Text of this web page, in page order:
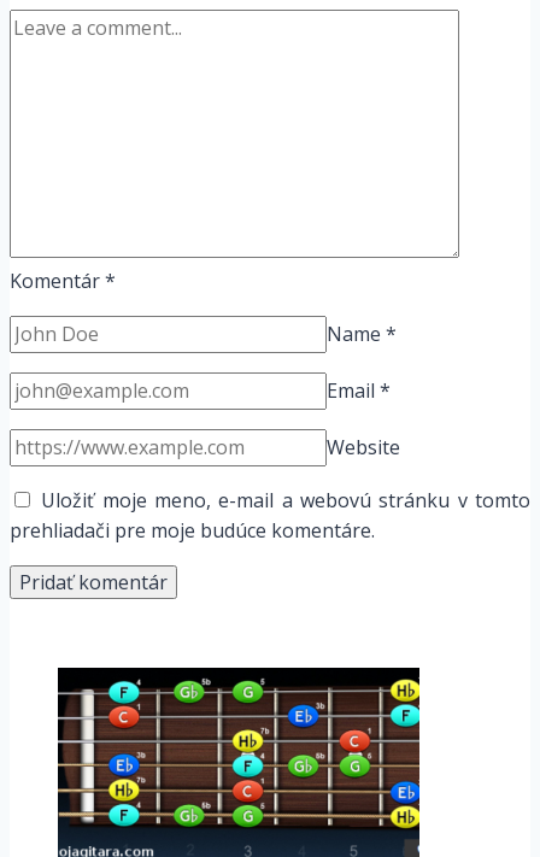
Komentár*
Name *
Email *
Website
Uložiť moje meno, e-mail a webovú stránku v tomto
prehliadači pre moje budúce komentáre.